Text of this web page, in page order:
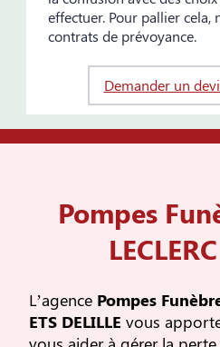
effectuer. Pour pallier cela,
contrats de prévoyance.
Demander un
Pompes
L’agence Pompes
ETS DELILLE vous